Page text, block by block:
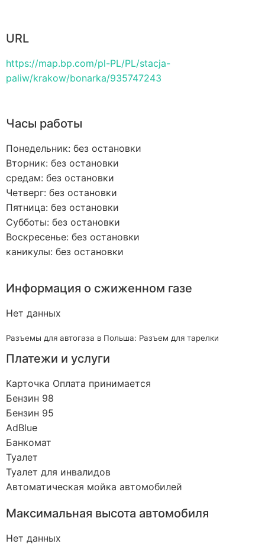
URL
https://map.bp.com/pl-PL/PL/stacja-
paliw/krakow/bonarka/935747243
Часы работы
Понедельник: без остановки
Вторник: без остановки
средам: без остановки
Четверг: без остановки
Пятница: без остановки
Субботы: без остановки
Воскресенье: без остановки
каникулы: без остановки
Информация о сжиженном газе
Нет данных
Разъемы для автогаза в Польша: Разъем для тарелки
Платежи и услуги
Карточка Оплата принимается
Бензин 98
Бензин 95
AdBlue
Банкомат
Туалет
Туалет для инвалидов
Автоматическая мойка автомобилей
Максимальная высота автомобиля
Нет данных